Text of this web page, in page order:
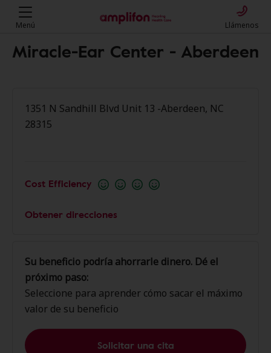
Menú Llámenos
Miracle-Ear Center - Aberdeen
1351 N Sandhill Blvd Unit 13 -Aberdeen, NC
28315
Cost Efficiency
Obtener direcciones
Su beneficio podría ahorrarle dinero. Dé el
próximo paso:
Seleccione para aprender cómo sacar el máximo
valor de su beneficio
Solicitar una cita